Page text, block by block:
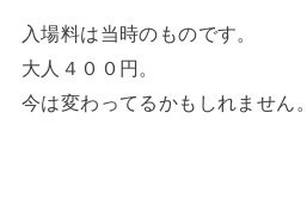
入場料は当時のものです。
大人４００円。
今は変わってるかもしれません。